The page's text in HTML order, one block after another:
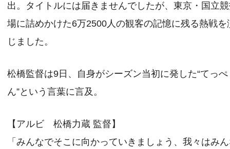
出。タイトルには届きませんでしたが、東京・国立
場に詰めかけた6万2500人の観客の記憶に残る熱戦を
じました。
松橋監督は9日、自身がシーズン当初に発した“てっぺ
ん”という言葉に言及。
【アルビ 松橋力蔵 監督】
「みんなでそこに向かっていきましょう、我々はみ